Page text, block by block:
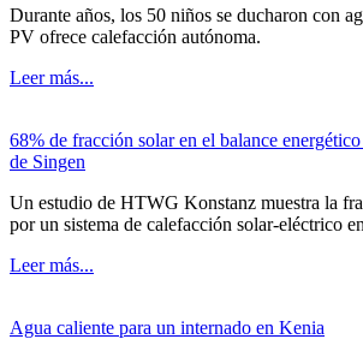
Durante años, los 50 niños se ducharon con
PV ofrece calefacción autónoma.
Leer más...
68% de fracción solar en el balance
de Singen
Un estudio de HTWG Konstanz muestra la
por un sistema de calefacción solar-eléctrico
Leer más...
Agua caliente para un internado en Kenia